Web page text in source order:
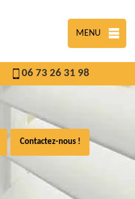
MENU
06 73 26 31 98
Contactez-nous !